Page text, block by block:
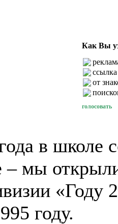
Как Вы
от
голосовать
в школе
– мы
«Году
году.